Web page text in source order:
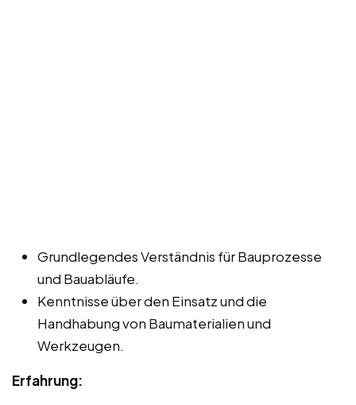
Grundlegendes Verständnis für Bauprozesse
und Bauabläufe.
Kenntnisse über den Einsatz und die
Handhabung von Baumaterialien und
Werkzeugen.
Erfahrung: